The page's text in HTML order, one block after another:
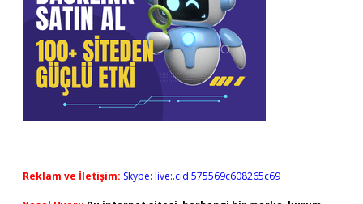
Reklam ve İletişim: Skype: live:.cid.575569c608265c69